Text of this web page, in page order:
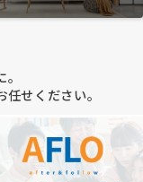
せください。